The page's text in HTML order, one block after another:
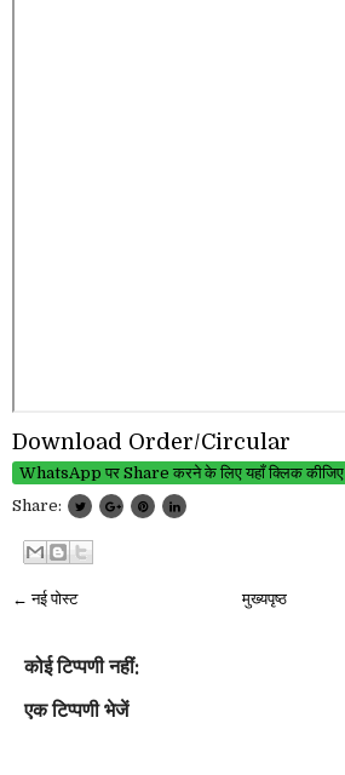
Download Order/Circular
WhatsApp पर Share करने के लिए यहाँ क्लिक कीजिए
Share:
← नई पोस्ट मुख्यपृष्ठ
कोई टिप्पणी नहीं:
एक टिप्पणी भेजें